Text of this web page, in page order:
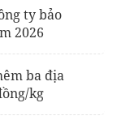
ty bảo
2026
ba địa
kg